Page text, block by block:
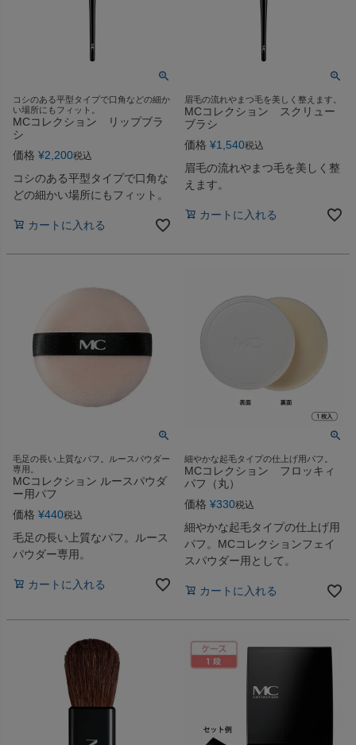
コシのある平型タイプで口角などの細か
い場所にもフィット。
MCコレクション リップブラ
シ
価格 ¥2,200税込
コシのある平型タイプで口角な
どの細かい場所にもフィット。
カートに入れる
眉毛の流れやまつ毛を美しく整えます。
MCコレクション スクリュー
ブラシ
価格 ¥1,540税込
眉毛の流れやまつ毛を美しく整
えます。
カートに入れる
毛足の長い上質なパフ。ルースパウダー
専用。
MCコレクション ルースパウダ
ー用パフ
価格 ¥440税込
毛足の長い上質なパフ。ルース
パウダー専用。
カートに入れる
細やかな起毛タイプの仕上げ用パフ。
MCコレクション フロッキィ
パフ（丸）
価格 ¥330税込
細やかな起毛タイプの仕上げ用
パフ。MCコレクションフェイ
スパウダー用として。
カートに入れる